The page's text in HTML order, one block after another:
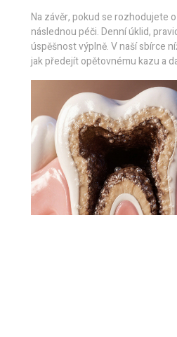
Na závěr, pokud se rozhodujete
následnou péči. Denní úklid,
úspěšnost výplně. V naší sbírce
jak předejít opětovnému kazu a